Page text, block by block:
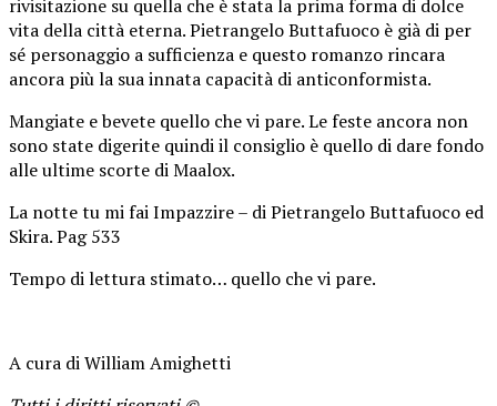
rivisitazione su quella che è stata la prima forma di dolce
vita della città eterna. Pietrangelo Buttafuoco è già di per
sé personaggio a sufficienza e questo romanzo rincara
ancora più la sua innata capacità di anticonformista.
Mangiate e bevete quello che vi pare. Le feste ancora non
sono state digerite quindi il consiglio è quello di dare fondo
alle ultime scorte di Maalox.
La notte tu mi fai Impazzire – di Pietrangelo Buttafuoco ed
Skira. Pag 533
Tempo di lettura stimato… quello che vi pare.
A cura di William Amighetti